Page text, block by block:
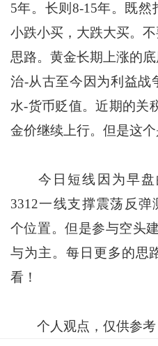
5年。长则8-15年。既然
小跌小买，大跌大买。
思路。黄金长期上涨的
治-从古至今因为利益战
水-货币贬值。近期的关
金价继续上行。但是这个
今日短线因为早盘
3312一线支撑震荡反弹
个位置。但是参与空头
与为主。每日更多的思
看！
个人观点，仅供参考